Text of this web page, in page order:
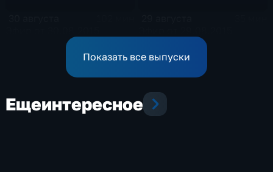
Показать все выпуски
Ещеинтересное